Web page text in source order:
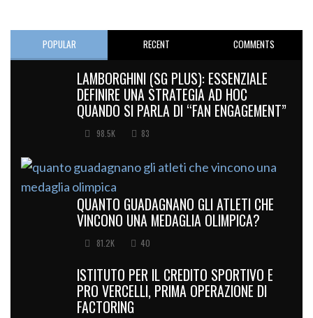
POPULAR RECENT COMMENTS
LAMBORGHINI (SG PLUS): ESSENZIALE
DEFINIRE UNA STRATEGIA AD HOC
QUANDO SI PARLA DI “FAN ENGAGEMENT”
98.5K 83
QUANTO GUADAGNANO GLI ATLETI CHE
VINCONO UNA MEDAGLIA OLIMPICA?
81.2K 40
ISTITUTO PER IL CREDITO SPORTIVO E
PRO VERCELLI, PRIMA OPERAZIONE DI
FACTORING